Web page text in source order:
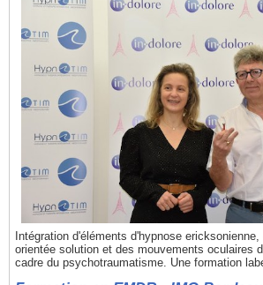
Intégration d'éléments d'hypnose
orientée solution et des mouvements oculaires
cadre du psychotraumatisme. Une formation